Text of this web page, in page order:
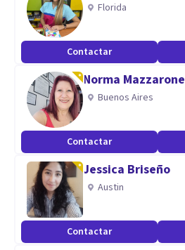
Florida
Contactar
Norma Mazzarone
Buenos Aires
Contactar
Jessica Briseño
Austin
Contactar